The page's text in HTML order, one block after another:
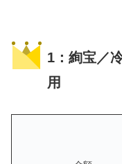
1：絢宝／
用